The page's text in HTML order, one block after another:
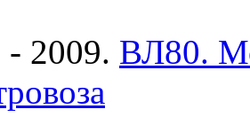
- 2009. ВЛ80.